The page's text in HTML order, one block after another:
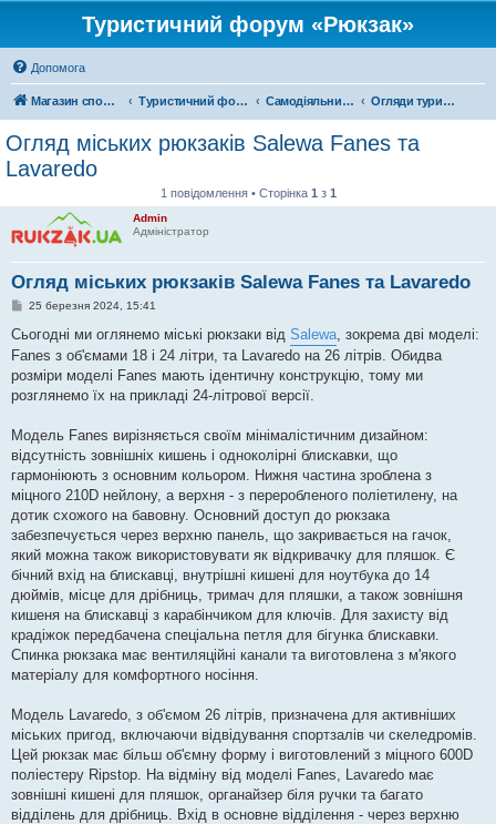
Туристичний форум «Рюкзак»
Допомога
Магазин спорядження Туристичний форум «Рюкзак» Самодіяльний туризм Огляди туристичного спорядження
Огляд міських рюкзаків Salewa Fanes та
Lavaredo
1 повідомлення • Сторінка 1 з 1
Admin
Адміністратор
Огляд міських рюкзаків Salewa Fanes та Lavaredo
П
д
о
м
л
н
я
25 березня 2024, 15:41
Сьогодні ми оглянемо міські рюкзаки від Salewa, зокрема дві моделі:
Fanes з об'ємами 18 і 24 літри, та Lavaredo на 26 літрів. Обидва
розміри моделі Fanes мають ідентичну конструкцію, тому ми
розглянемо їх на прикладі 24-літрової версії.
Модель Fanes вирізняється своїм мінімалістичним дизайном:
відсутність зовнішніх кишень і одноколірні блискавки, що
гармоніюють з основним кольором. Нижня частина зроблена з
міцного 210D нейлону, а верхня - з переробленого поліетилену, на
дотик схожого на бавовну. Основний доступ до рюкзака
забезпечується через верхню панель, що закривається на гачок,
який можна також використовувати як відкривачку для пляшок. Є
бічний вхід на блискавці, внутрішні кишені для ноутбука до 14
дюймів, місце для дрібниць, тримач для пляшки, а також зовнішня
кишеня на блискавці з карабінчиком для ключів. Для захисту від
крадіжок передбачена спеціальна петля для бігунка блискавки.
Спинка рюкзака має вентиляційні канали та виготовлена з м'якого
матеріалу для комфортного носіння.
Модель Lavaredo, з об'ємом 26 літрів, призначена для активніших
міських пригод, включаючи відвідування спортзалів чи скеледромів.
Цей рюкзак має більш об'ємну форму і виготовлений з міцного 600D
поліестеру Ripstop. На відміну від моделі Fanes, Lavaredo має
зовнішні кишені для пляшок, органайзер біля ручки та багато
відділень для дрібниць. Вхід в основне відділення - через верхню